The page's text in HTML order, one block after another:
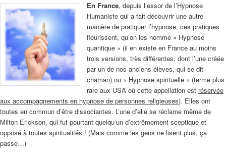
En France, depuis l’essor de l’Hypnose
Humaniste qui a fait découvrir une autre
manière de pratiquer l’hypnose, ces pratiques
fleurissent, qu’on les nomme « Hypnose
quantique » (il en existe en France au moins
trois versions, très différentes, dont l’une créée
par un de nos anciens élèves, qui se dit
chaman) ou « Hypnose spirituelle » (terme plus
rare aux USA où cette appellation est réservée
aux accompagnements en hypnose de personnes religieuses). Elles ont
toutes en commun d’être dissociantes. L’une d’elle se réclame même de
Milton Erickson, qui fut pourtant quelqu’un d’extrêmement sceptique et
opposé à toutes spiritualités ! (Mais comme les gens ne lisent plus, ça
passe…)